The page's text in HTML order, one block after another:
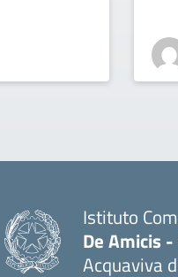
Istituto
De Amicis
Acquaviva